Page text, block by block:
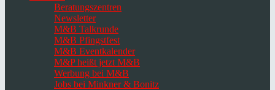
Beratungszentren
Newsletter
M&B Talkrunde
M&B Pfingstfest
M&B Eventkalender
M&P heißt jetzt M&B
Werbung bei M&B
Jobs bei Minkner & Bonitz